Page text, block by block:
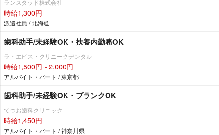
ランスタッド株式会社
時給1,300円
派遣社員 / 北海道
歯科助手/未経験OK・扶養内勤務OK
ラ・エビス・クリニークデンタル
時給1,500円～2,000円
アルバイト・パート / 東京都
歯科助手/未経験OK・ブランクOK
てつお歯科クリニック
時給1,450円
アルバイト・パート / 神奈川県